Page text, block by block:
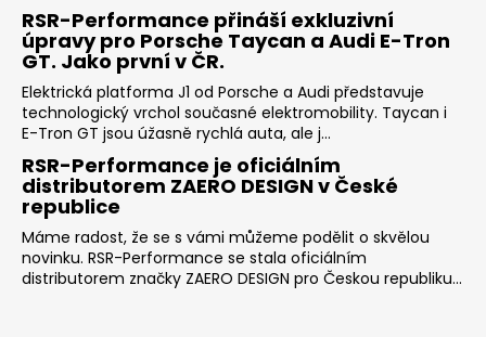
RSR-Performance přináší exkluzivní
úpravy pro Porsche Taycan a Audi E-Tron
GT. Jako první v ČR.
Elektrická platforma J1 od Porsche a Audi představuje
technologický vrchol současné elektromobility. Taycan i
E-Tron GT jsou úžasně rychlá auta, ale j...
RSR-Performance je oficiálním
distributorem ZAERO DESIGN v České
republice
Máme radost, že se s vámi můžeme podělit o skvělou
novinku. RSR-Performance se stala oficiálním
distributorem značky ZAERO DESIGN pro Českou republiku...